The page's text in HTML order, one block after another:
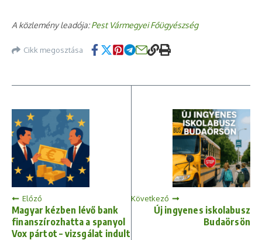
A közlemény leadója:Pest Vármegyei Főügyészség
Cikk megosztása
Előző
Magyar kézben lévő bank
finanszírozhatta a spanyol
Vox pártot – vizsgálat indult
Következő
Új ingyenes iskolabusz
Budaörsön